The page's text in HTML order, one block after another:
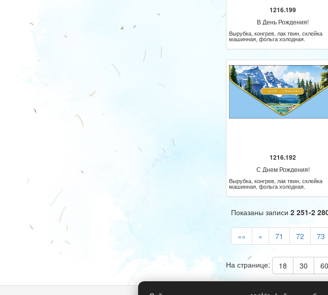
1216.199
В День Рождения!
Вырубка, конгрев, лак твин, склейка
машинная, фольга холодная.
1216.192
С Днем Рождения!
Вырубка, конгрев, лак твин, склейка
машинная, фольга холодная.
Показаны записи 2 251-2
«« « 71 72 73
На странице: 18 30 60